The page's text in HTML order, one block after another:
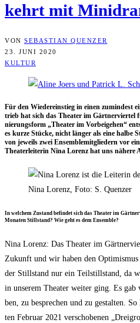
kehrt mit
VON SEBASTIAN QUENZER
23. JUNI 2020
KULTUR
Für den Wie­der­ein­stieg in einen zumin­dest
trieb hat sich das Thea­ter im Gärt­ner­vier­tel
nie­rungs­form „Thea­ter im Vor­bei­ge­hen“
es kur­ze Stü­cke, nicht län­ger als eine hal­be
von jeweils zwei Ensem­ble­mit­glie­dern vor
Thea­ter­lei­te­rin Nina Lorenz hat uns nähe­re
Nina Lorenz, Foto: S. Quenzer
In wel­chem Zustand befin­det sich das Thea­ter im
Mona­ten Still­stand? Wie geht es dem Ensemble?
Nina Lorenz: Das Thea­ter im
Zukunft und wir haben den
der Still­stand nur ein Teil­still­stand, da
in unse­rem Thea­ter wei­ter ging. Es
ben, zu bespre­chen und zu gestal­ten.
ten Febru­ar 2021 ver­scho­be­nen